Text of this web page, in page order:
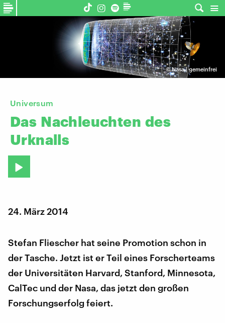
©Nasa | gemeinfrei
Universum
Das Nachleuchten des
Urknalls
24. März 2014
Stefan Fliescher hat seine Promotion schon in
der Tasche. Jetzt ist er Teil eines Forscherteams
der Universitäten Harvard, Stanford, Minnesota,
CalTec und der Nasa, das jetzt den großen
Forschungserfolg feiert.